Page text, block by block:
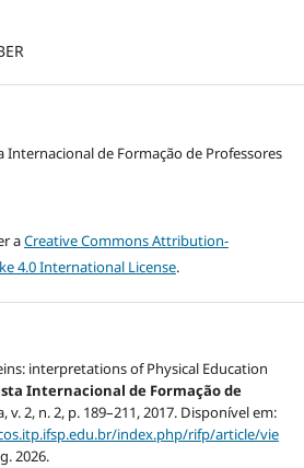
Internacional de Formação de Professores
aCreative Commons Attribution-
4.0 International License.
interpretations of Physical Education
Internacional de Formação de
v. 2, n. 2, p. 189–211, 2017. Disponível em:
index.php/rifp/article/vie
2026.